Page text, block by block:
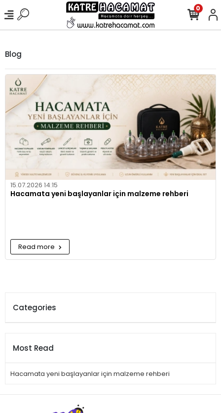
0
Blog
15.07.2026 14:15
Hacamata yeni başlayanlar için malzeme rehberi
Read more
Categories
Most Read
Hacamata yeni başlayanlar için malzeme rehberi